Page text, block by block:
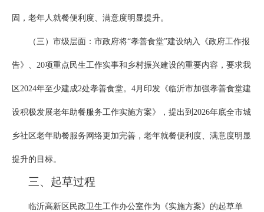
固，老年人就餐便利度、满意度明显提升。
（三）市级层面：市政府将“孝善食堂”建设纳入《政府工作报
告》、20项重点民生工作实事和乡村振兴建设的重要内容，要求我
区2024年至少建成2处孝善食堂。4月印发《临沂市加强孝善食堂建
设积极发展老年助餐服务工作实施方案》，提出到2026年底全市城
乡社区老年助餐服务网络更加完善，老年就餐便利度、满意度明显
提升的目标。
三、起草过程
临沂高新区民政卫生工作办公室作为《实施方案》的起草单